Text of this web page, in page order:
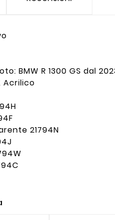
BMW R 1300 GS dal
Acrilico
21794N